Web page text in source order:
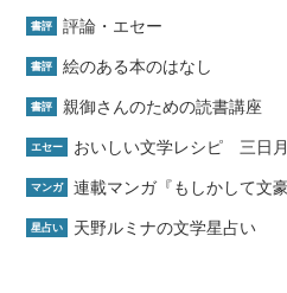
書評 評論・エセー
書評 絵のある本のはなし
書評 親御さんのための読書講座
エセー おいしい文学レシピ 三日
マンガ 連載マンガ『もしかして文
星占い 天野ルミナの文学星占い